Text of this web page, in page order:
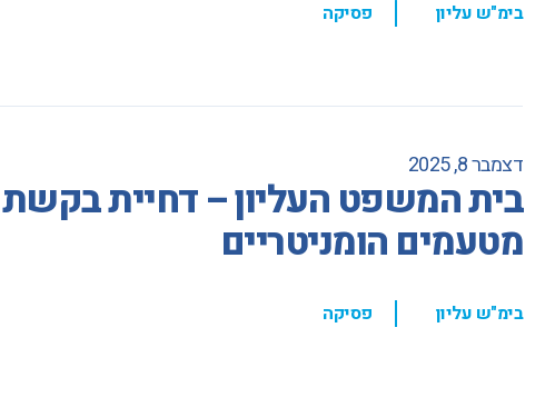
בימ"ש עליון פסיקה
דצמבר 8, 2025
בית המשפט העליון – דחיית בקשת
מטעמים הומניטריים
בימ"ש עליון , פסיקה